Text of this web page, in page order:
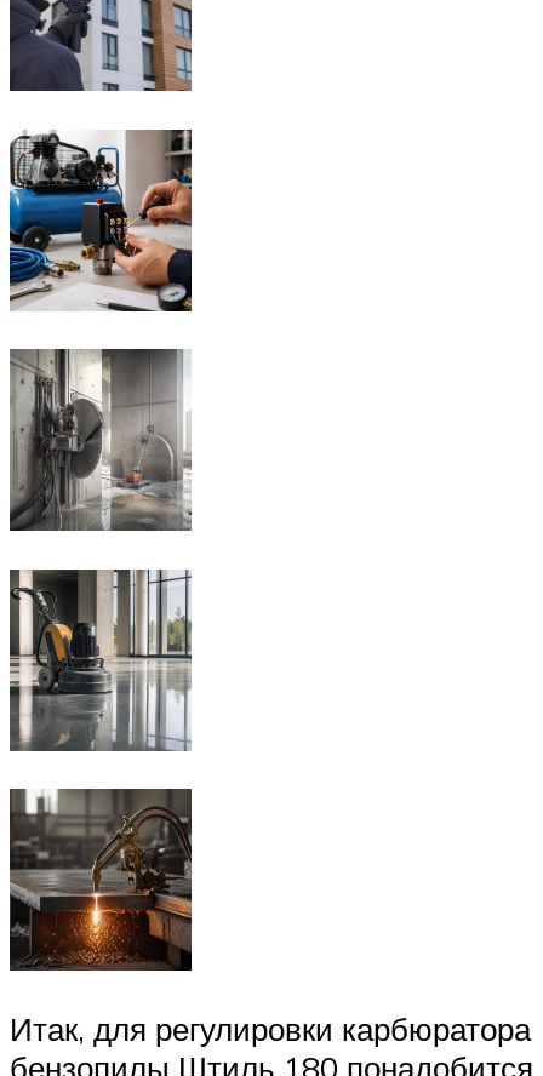
Итак, для регулировки карбюратора
бензопилы Штиль 180 понадобится